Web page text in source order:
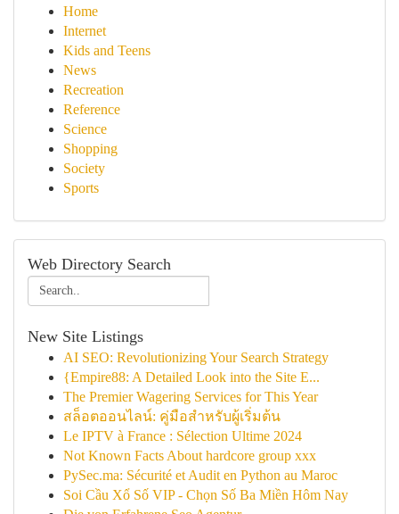
Home
Internet
Kids and Teens
News
Recreation
Reference
Science
Shopping
Society
Sports
Web Directory Search
New Site Listings
AI SEO: Revolutionizing Your Search Strategy
{Empire88: A Detailed Look into the Site E...
The Premier Wagering Services for This Year
สล็อตออนไลน์: คู่มือสำหรับผู้เริ่มต้น
Le IPTV à France : Sélection Ultime 2024
Not Known Facts About hardcore group xxx
PySec.ma: Sécurité et Audit en Python au Maroc
Soi Cầu Xổ Số VIP - Chọn Số Ba Miền Hôm Nay